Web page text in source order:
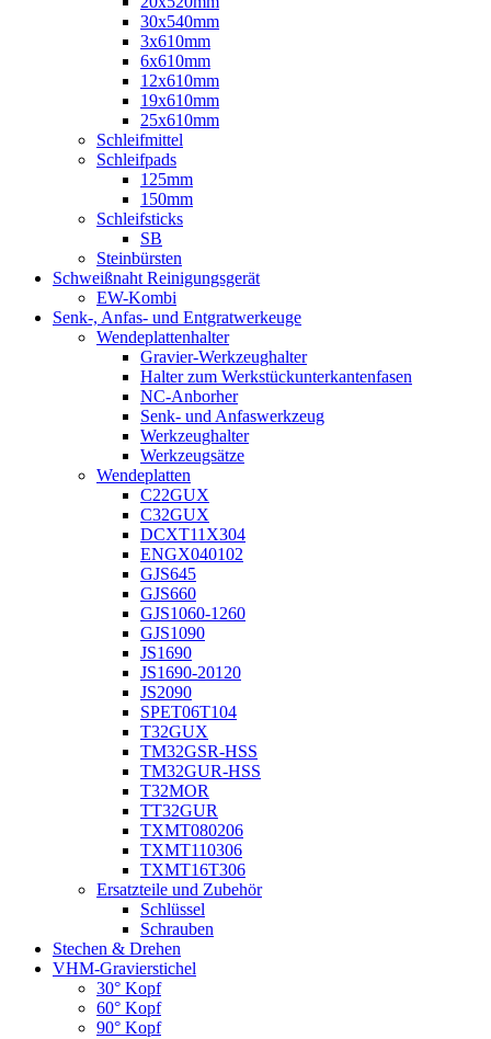
30x540mm
3x610mm
6x610mm
12x610mm
19x610mm
25x610mm
Schleifmittel
Schleifpads
125mm
150mm
Schleifsticks
SB
Steinbürsten
Schweißnaht Reinigungsgerät
EW-Kombi
Senk-, Anfas- und Entgratwerkeuge
Wendeplattenhalter
Gravier-Werkzeughalter
Halter zum Werkstückunterkantenfasen
NC-Anborher
Senk- und Anfaswerkzeug
Werkzeughalter
Werkzeugsätze
Wendeplatten
C22GUX
C32GUX
DCXT11X304
ENGX040102
GJS645
GJS660
GJS1060-1260
GJS1090
JS1690
JS1690-20120
JS2090
SPET06T104
T32GUX
TM32GSR-HSS
TM32GUR-HSS
T32MOR
TT32GUR
TXMT080206
TXMT110306
TXMT16T306
Ersatzteile und Zubehör
Schlüssel
Schrauben
Stechen & Drehen
VHM-Gravierstichel
30° Kopf
60° Kopf
90° Kopf